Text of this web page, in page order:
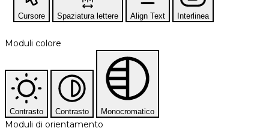
Cursore Spaziatura lettere Align Text Interlinea
Moduli colore
Contrasto Contrasto Monocromatico
Moduli di orientamento